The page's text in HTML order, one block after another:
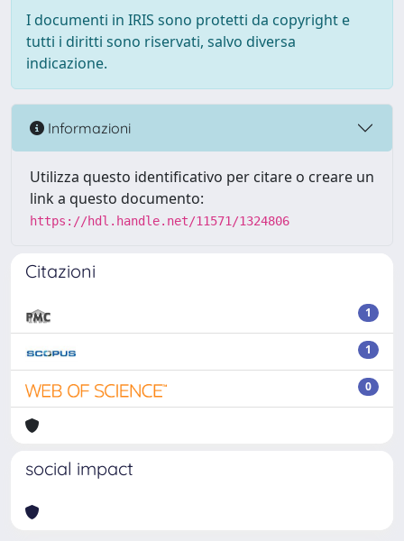
I documenti in IRIS sono protetti da copyright e
tutti i diritti sono riservati, salvo diversa
indicazione.
Informazioni
Utilizza questo identificativo per citare o creare un
link a questo documento:
https://hdl.handle.net/11571/1324806
Citazioni
1
1
0
social impact